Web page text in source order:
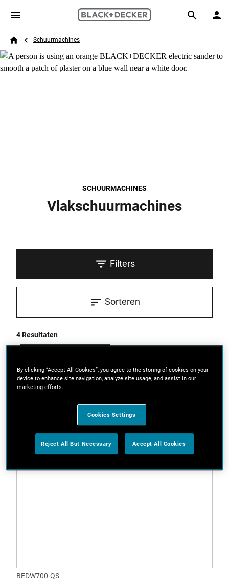
Skip to main content
Search
Breadcrumb
Schuurmachines
SCHUURMACHINES
Vlakschuurmachines
Filters
4 Resultaten
Sorteren
BEDW700-QS
By clicking “Accept All Cookies”, you agree to the storing of cookies on your
device to enhance site navigation, analyze site usage, and assist in our
marketing efforts.
Cookies Settings
Reject All But Necessary Accept All Cookies